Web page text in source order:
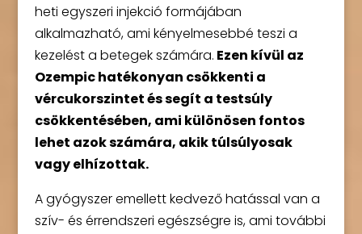
heti egyszeri injekció formájában
alkalmazható, ami kényelmesebbé teszi a
kezelést a betegek számára. Ezen kívül az
Ozempic hatékonyan csökkenti a
vércukorszintet és segít a testsúly
csökkentésében, ami különösen fontos
lehet azok számára, akik túlsúlyosak
vagy elhízottak.
A gyógyszer emellett kedvező hatással van a
szív- és érrendszeri egészségre is, ami további